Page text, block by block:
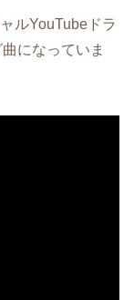
ルYouTubeドラ
になっていま